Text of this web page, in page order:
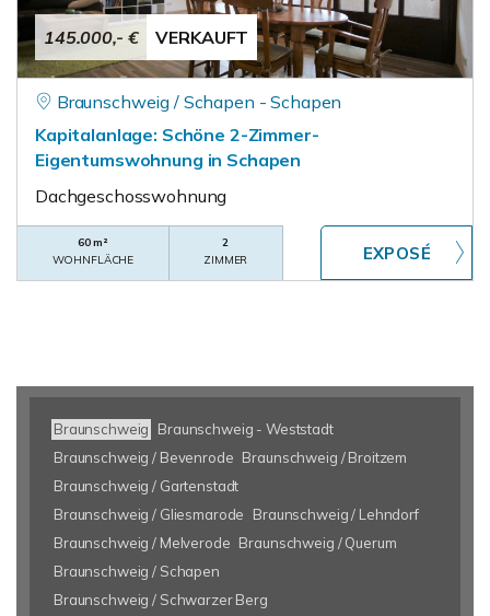
145.000,- € VERKAUFT
Braunschweig / Schapen - Schapen
Kapitalanlage: Schöne 2-Zimmer-
Eigentumswohnung in Schapen
Dachgeschosswohnung
60 m²
WOHNFLÄCHE
2
ZIMMER
Braunschweig
Braunschweig - Weststadt
Braunschweig / Bevenrode Braunschweig / Broitzem
Braunschweig / Gartenstadt
Braunschweig / Gliesmarode
Braunschweig / Lehndorf
Braunschweig / Melverode Braunschweig / Querum
Braunschweig / Schapen
Braunschweig / Schwarzer Berg